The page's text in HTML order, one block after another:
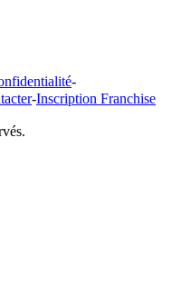
-
-Inscription Franchise